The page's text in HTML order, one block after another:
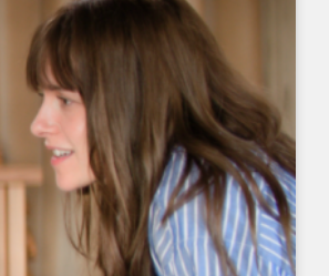
UN FILM DE
QUENTIN DUPIEUX